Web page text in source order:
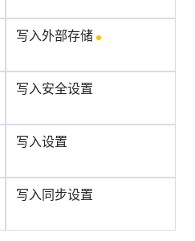
写入外部存储
写入安全设置
写入设置
写入同步设置